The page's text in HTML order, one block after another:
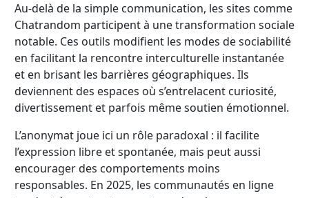
Au-delà de la simple communication, les sites comme
Chatrandom participent à une transformation sociale
notable. Ces outils modifient les modes de sociabilité
en facilitant la rencontre interculturelle instantanée
et en brisant les barrières géographiques. Ils
deviennent des espaces où s’entrelacent curiosité,
divertissement et parfois même soutien émotionnel.
L’anonymat joue ici un rôle paradoxal : il facilite
l’expression libre et spontanée, mais peut aussi
encourager des comportements moins
responsables. En 2025, les communautés en ligne